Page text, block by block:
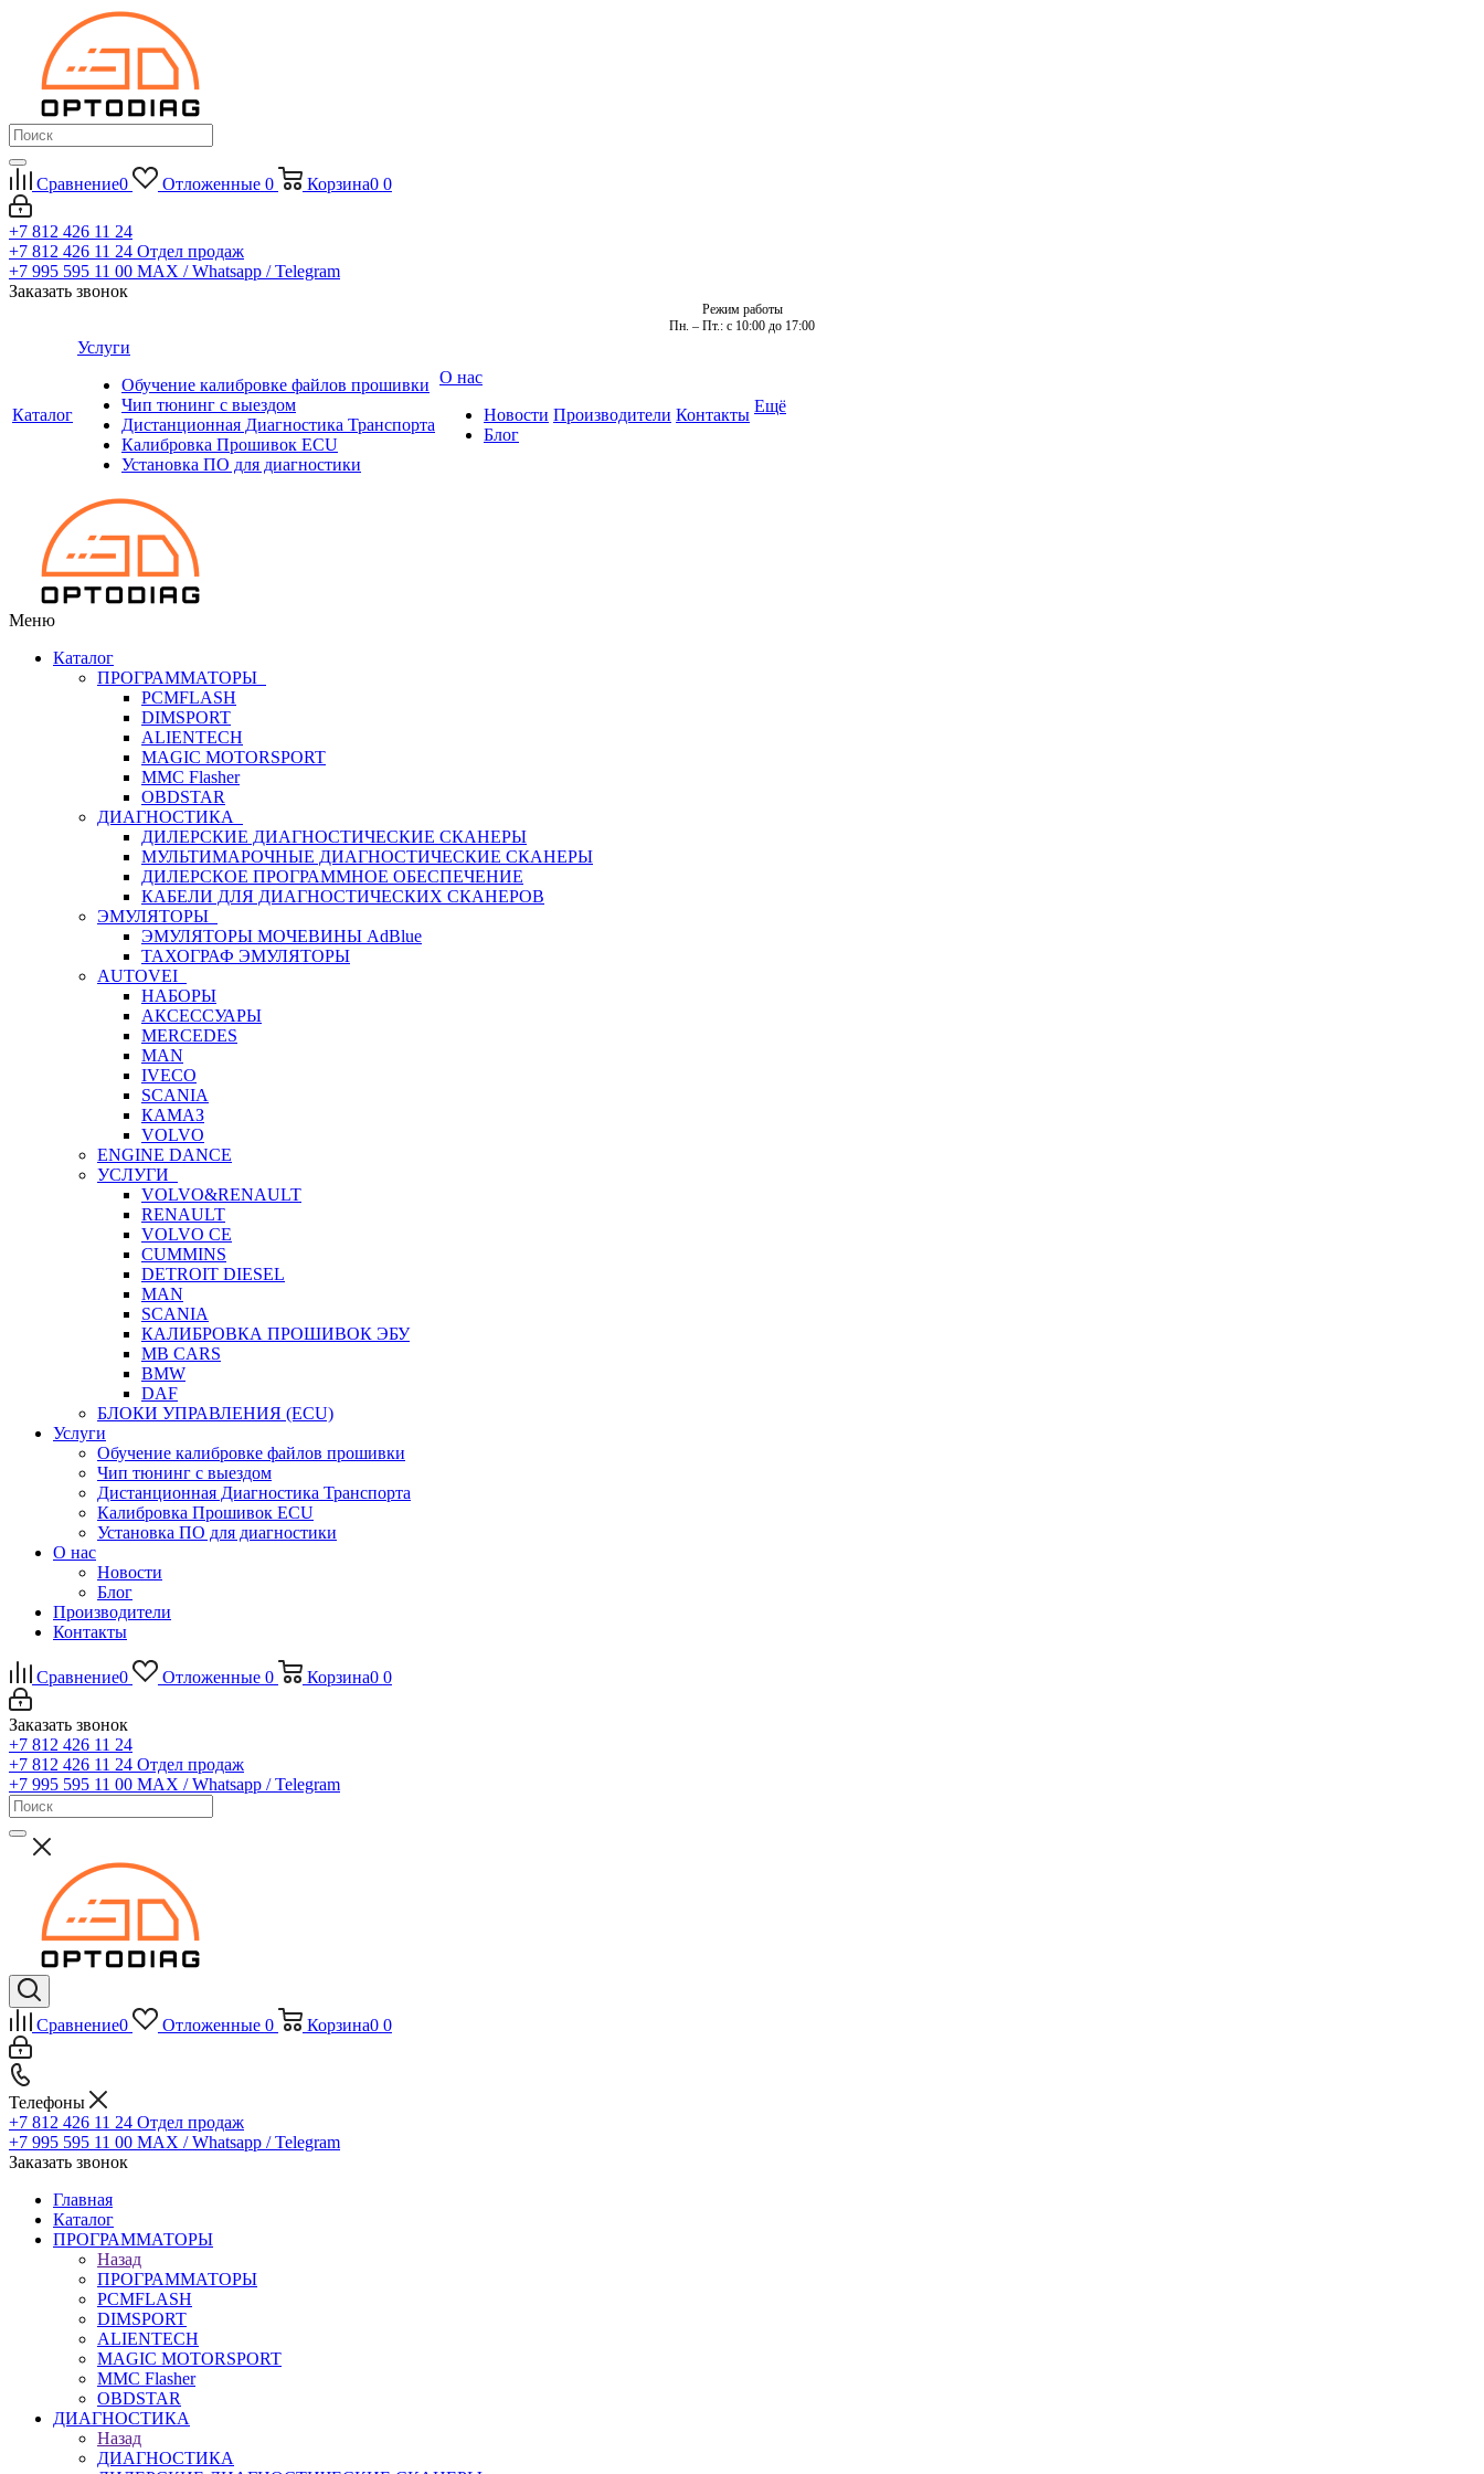
Сравнение0 Отложенные 0 Корзина0 0
+7 812 426 11 24
+7 812 426 11 24 Отдел продаж
+7 995 595 11 00 MAX / Whatsapp / Telegram
Заказать звонок
Режим работы
Пн. – Пт.: с 10:00 до 17:00
Каталог
Услуги
Обучение калибровке файлов прошивки
Чип тюнинг с выездом
Дистанционная Диагностика Транспорта
Калибровка Прошивок ECU
Установка ПО для диагностики
О нас
Новости
Блог
Производители Контакты Ещё
Меню
Каталог
ПРОГРАММАТОРЫ
PCMFLASH
DIMSPORT
ALIENTECH
MAGIC MOTORSPORT
MMC Flasher
OBDSTAR
ДИАГНОСТИКА
ДИЛЕРСКИЕ ДИАГНОСТИЧЕСКИЕ СКАНЕРЫ
МУЛЬТИМАРОЧНЫЕ ДИАГНОСТИЧЕСКИЕ СКАНЕРЫ
ДИЛЕРСКОЕ ПРОГРАММНОЕ ОБЕСПЕЧЕНИЕ
КАБЕЛИ ДЛЯ ДИАГНОСТИЧЕСКИХ СКАНЕРОВ
ЭМУЛЯТОРЫ
ЭМУЛЯТОРЫ МОЧЕВИНЫ АdBlue
ТАХОГРАФ ЭМУЛЯТОРЫ
AUTOVEI
НАБОРЫ
АКСЕССУАРЫ
MERCEDES
MAN
IVECO
SCANIA
КАМАЗ
VOLVO
ENGINE DANCE
УСЛУГИ
VOLVO&RENAULT
RENAULT
VOLVO CE
CUMMINS
DETROIT DIESEL
MAN
SCANIA
КАЛИБРОВКА ПРОШИВОК ЭБУ
MB CARS
BMW
DAF
БЛОКИ УПРАВЛЕНИЯ (ECU)
Услуги
Обучение калибровке файлов прошивки
Чип тюнинг с выездом
Дистанционная Диагностика Транспорта
Калибровка Прошивок ECU
Установка ПО для диагностики
О нас
Новости
Блог
Производители
Контакты
Сравнение0 Отложенные 0 Корзина0 0
Заказать звонок
+7 812 426 11 24
+7 812 426 11 24 Отдел продаж
+7 995 595 11 00 MAX / Whatsapp / Telegram
Сравнение0 Отложенные 0 Корзина0 0
Телефоны
+7 812 426 11 24 Отдел продаж
+7 995 595 11 00 MAX / Whatsapp / Telegram
Заказать звонок
Главная
Каталог
ПРОГРАММАТОРЫ
Назад
ПРОГРАММАТОРЫ
PCMFLASH
DIMSPORT
ALIENTECH
MAGIC MOTORSPORT
MMC Flasher
OBDSTAR
ДИАГНОСТИКА
Назад
ДИАГНОСТИКА